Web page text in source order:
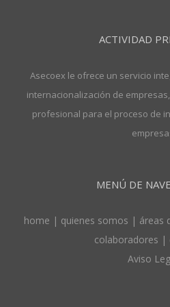
ACTIVIDAD
Asecoex le ofrece un servicio
internacionalización de
profesional para el proceso de
MENÚ DE
home | quienes somos | áreas
colaboradores |
Aviso